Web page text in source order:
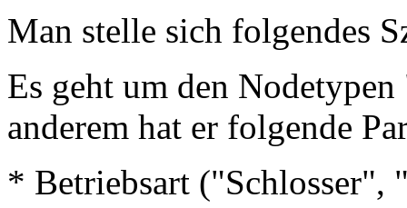
Man stelle sich folgendes
Es geht um den
anderem hat er folgende
* Betriebsart ("Schlosser",